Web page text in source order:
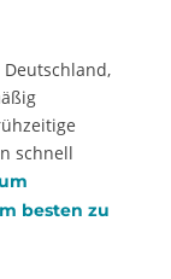
schnell
besten zu